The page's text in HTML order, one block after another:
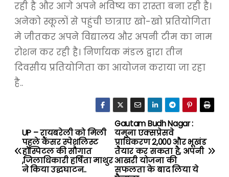
रही है और आगे अपने भविष्य का रास्ता बना रही है।
अनेको स्कूलों से पहुंची छात्राए खो-खो प्रतियोगिता
मे जीतकर अपने विद्यालय और अपनी टीम का नाम
रोशन कर रही है। निर्णायक मंडल द्वारा तीन
दिवसीय प्रतियोगिता का आयोजन कराया जा रहा
है..
P
o
s
Gautam Budh Nagar :
यमुना एक्सप्रेसवे
प्राधिकरण 2,000 और भूखंड
तैयार कर सकता है, अपनी
आखरी योजना की
सफलता के बाद लिया ये
UP – रायबरेली को मिली
पहले कैंसर स्पेशलिस्ट
हॉस्पिटल की सौगात
,जिलाधिकारी हर्षिता माथुर
ने किया उद्धघाटन..